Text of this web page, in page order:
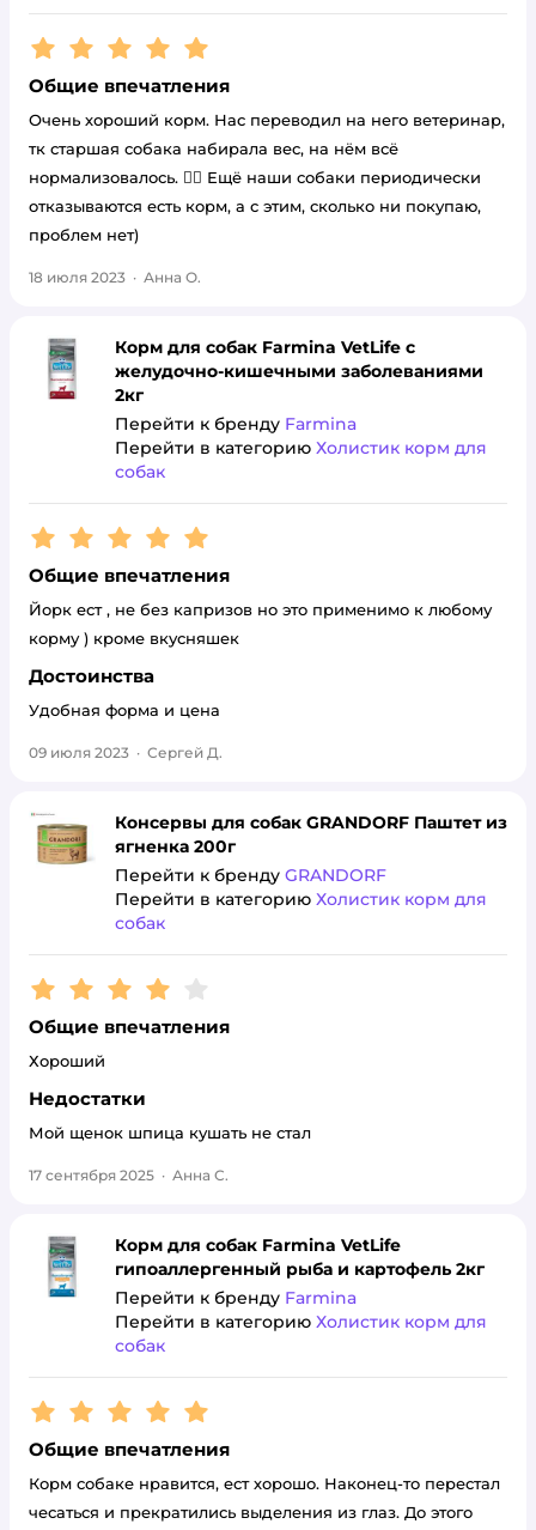
Рейтинг:5
Общие впечатления
Очень хороший корм. Нас переводил на него ветеринар,
тк старшая собака набирала вес, на нëм всё
нормализовалось. 👌🏻 Ещё наши собаки периодически
отказываются есть корм, а с этим, сколько ни покупаю,
проблем нет)
18 июля 2023 · Анна О.
Корм для собак Farmina VetLife с
желудочно-кишечными заболеваниями
2кг
Перейти к бренду Farmina
Перейти в категорию Холистик корм для
собак
Рейтинг:5
Общие впечатления
Йорк ест , не без капризов но это применимо к любому
корму ) кроме вкусняшек
Достоинства
Удобная форма и цена
09 июля 2023 · Сергей Д.
Консервы для собак GRANDORF Паштет из
ягненка 200г
Перейти к бренду GRANDORF
Перейти в категорию Холистик корм для
собак
Рейтинг:4
Общие впечатления
Хороший
Недостатки
Мой щенок шпица кушать не стал
17 сентября 2025 · Анна С.
Корм для собак Farmina VetLife
гипоаллергенный рыба и картофель 2кг
Перейти к бренду Farmina
Перейти в категорию Холистик корм для
собак
Рейтинг:5
Общие впечатления
Корм собаке нравится, ест хорошо. Наконец-то перестал
чесаться и прекратились выделения из глаз. До этого